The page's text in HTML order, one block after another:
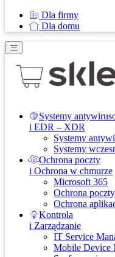
Dla firmy
Dla domu
Systemy
i EDR – XDR
Systemy
Systemy
Ochrona poczty
i Ochrona w chmurze
Microsoft 365
Ochrona poczty
Ochrona
Kontrola
i Zarządzanie
IT Service
Mobile Device